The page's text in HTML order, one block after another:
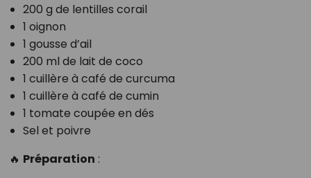
200 g de lentilles corail
1 oignon
1 gousse d’ail
200 ml de lait de coco
1 cuillère à café de curcuma
1 cuillère à café de cumin
1 tomate coupée en dés
Sel et poivre
🔥 Préparation :